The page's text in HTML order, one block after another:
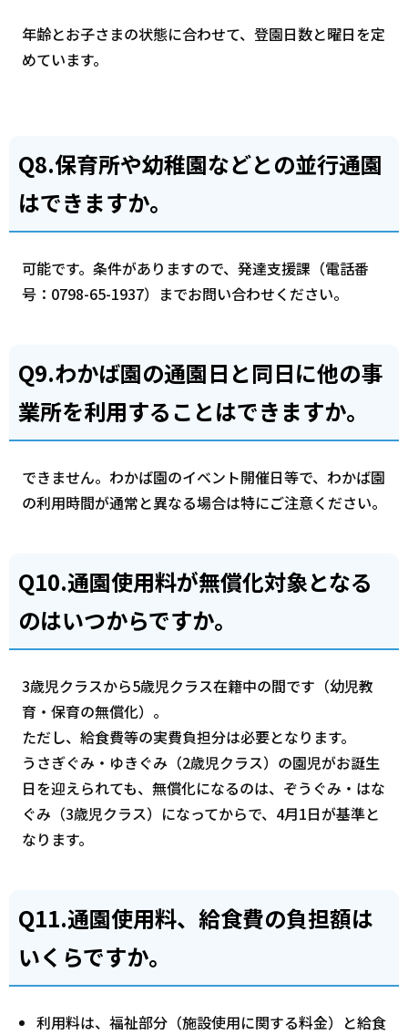
年齢とお子さまの状態に合わせて、登園日数と曜日を定
めています。
Q8.保育所や幼稚園などとの並行通園
はできますか。
可能です。条件がありますので、発達支援課（電話番
号：0798-65-1937）までお問い合わせください。
Q9.わかば園の通園日と同日に他の事
業所を利用することはできますか。
できません。わかば園のイベント開催日等で、わかば園
の利用時間が通常と異なる場合は特にご注意ください。
Q10.通園使用料が無償化対象となる
のはいつからですか。
3歳児クラスから5歳児クラス在籍中の間です（幼児教
育・保育の無償化）。
ただし、給食費等の実費負担分は必要となります。
うさぎぐみ・ゆきぐみ（2歳児クラス）の園児がお誕生
日を迎えられても、無償化になるのは、ぞうぐみ・はな
ぐみ（3歳児クラス）になってからで、4月1日が基準と
なります。
Q11.通園使用料、給食費の負担額は
いくらですか。
利用料は、福祉部分（施設使用に関する料金）と給食